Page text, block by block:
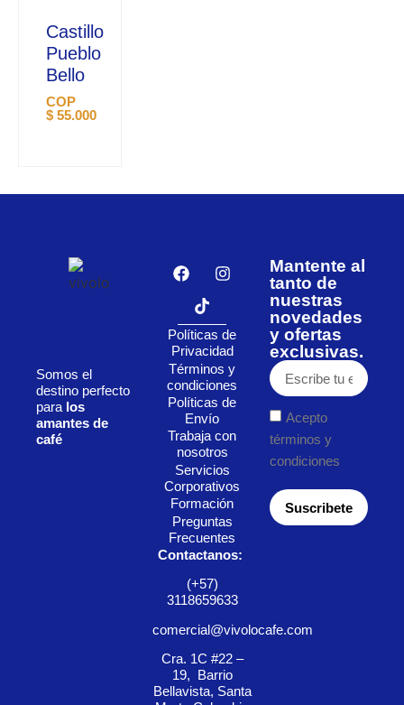
Castillo
Pueblo
Bello
COP
$ 55.000
Mantente al
tanto de
nuestras
novedades
y ofertas
exclusivas.
Acepto
términos y
condiciones
Suscribete
Políticas de
Privacidad
Términos y
condiciones
Políticas de
Envío
Trabaja con
nosotros
Servicios
Corporativos
Formación
Preguntas
Frecuentes
Contactanos:
(+57)
3118659633
comercial@vivolocafe.com
Cra. 1C #22 –
19, Barrio
Bellavista, Santa
Somos el
destino perfecto
para los
amantes de
café